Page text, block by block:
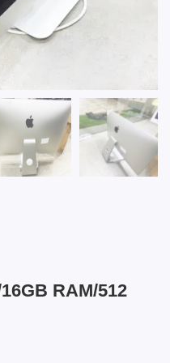
RAM/512